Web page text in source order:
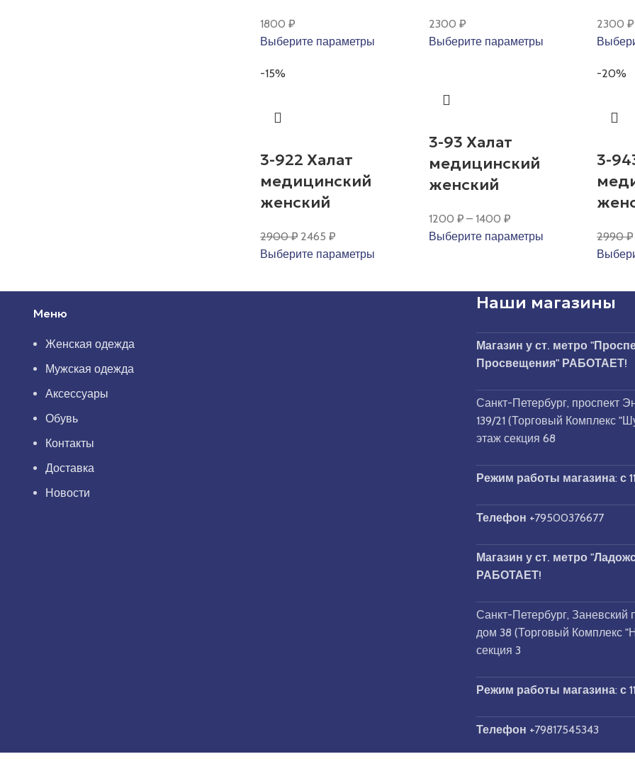
1800 ₽
Выберите параметры
2300 ₽
Выберите параметры
2300 ₽
-15%
3-922 Халат
медицинский
женский
2900₽ Первоначальная
цена
2900 ₽.
2465 ₽Текущая
цена:
Выберите параметры
3-93 Халат
медицинский
женский
1200 ₽– 1400 ₽
Выберите параметры
-20%
3-
2990₽
Меню
Женская одежда
Мужская одежда
Аксессуары
Обувь
Контакты
Доставка
Новости
Наши магазины
Магазин у ст. метро
Просвещения" РАБОТАЕТ!
Санкт-Петербург, проспект
139/21 (Торговый Комплекс
этаж секция 68
Режим работы магазина: с
Телефон +79500376677
Магазин у ст. метро
РАБОТАЕТ!
Санкт-Петербург, Заневский
дом 38 (Торговый Комплекс
секция 3
Режим работы магазина: с
Телефон +79817545343